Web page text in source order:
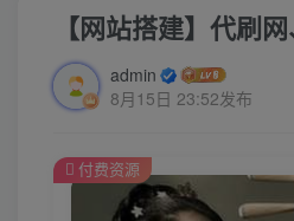
【网站搭建】代刷
admin
8月15日 23:52发布
付费资源